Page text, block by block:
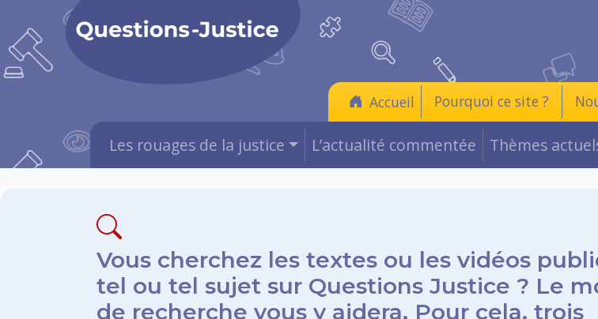
Accueil Pourquoi ce site ?
Les rouages de la justice L’actualité commentée Thèmes
Vous cherchez les textes ou les vidéos
tel ou tel sujet sur Questions Justice ? Le
de recherche vous y aidera. Pour cela, trois